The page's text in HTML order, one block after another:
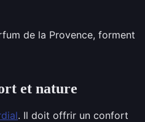
de la Provence, forment
et nature
. Il doit offrir un confort